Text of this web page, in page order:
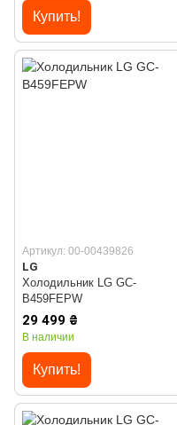
Купить!
Артикул: 00-00439826
LG
Холодильник LG GC-
B459FEPW
29 499 ₴
В наличии
Купить!